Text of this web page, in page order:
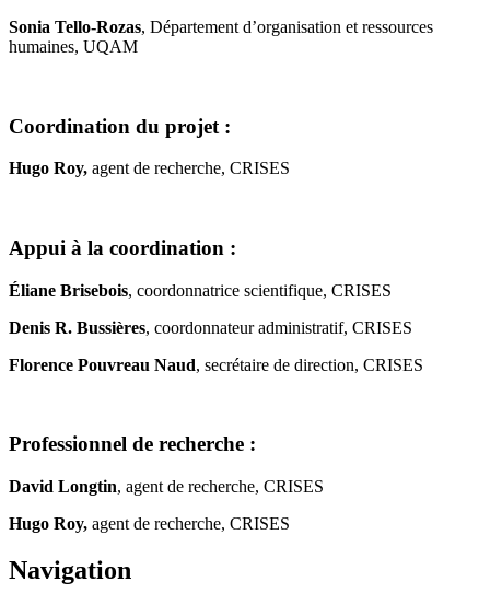
Sonia Tello-Rozas, Département d’organisation et ressources
humaines, UQAM
Coordination du projet :
Hugo Roy, agent de recherche, CRISES
Appui à la coordination :
Éliane Brisebois, coordonnatrice scientifique, CRISES
Denis R. Bussières, coordonnateur administratif, CRISES
Florence Pouvreau Naud, secrétaire de direction, CRISES
Professionnel de recherche :
David Longtin, agent de recherche, CRISES
Hugo Roy, agent de recherche, CRISES
Navigation